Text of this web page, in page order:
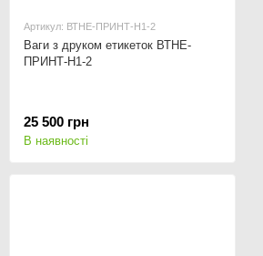
Артикул: ВТНЕ-ПРИНТ-Н1-2
Ваги з друком етикеток ВТНЕ-
ПРИНТ-Н1-2
25 500 грн
В наявності